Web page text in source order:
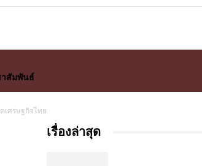
สัมพันธ์
เศรษฐกิจไทย
เรื่องล่าสุด